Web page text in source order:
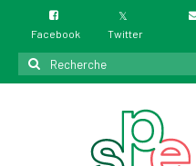
Facebook Twitter
Rechercher
: